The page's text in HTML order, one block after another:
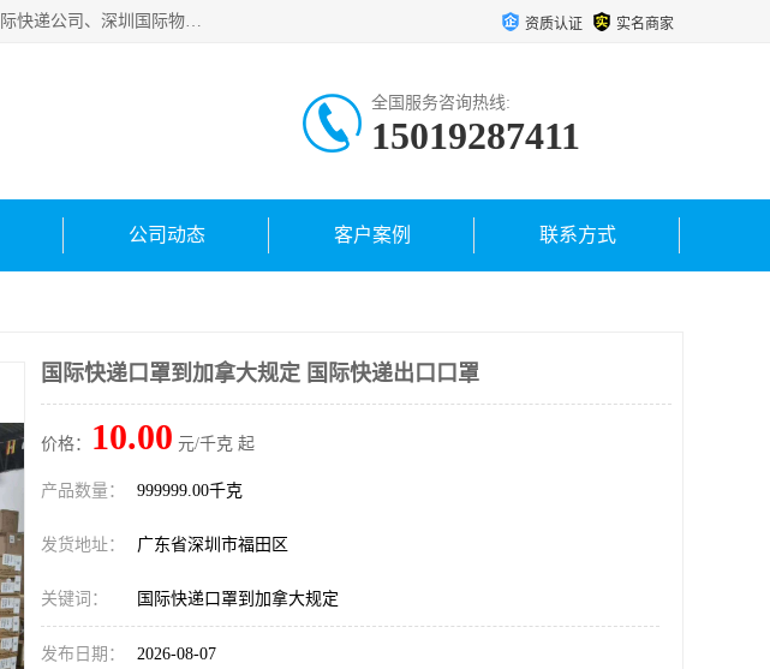
深圳市鑫飞速国际物流有限公司是一家从事深圳国际快递，业务涵盖范围：深圳DHL国际快递、深圳国际快递公司、深圳国际物流公司、深圳国际快递、深圳DHL国际快递电话可拨打全国服务热线：15019287411。欢迎各位亲来人来电到我司洽谈合作。 资质认证 实名商家
全国服务咨询热线:
15019287411
公司动态 客户案例 联系方式
国际快递口罩到加拿大规定 国际快递出口口罩
价格： 10.00 元/千克 起
产品数量： 999999.00千克
发货地址： 广东省深圳市福田区
关键词： 国际快递口罩到加拿大规定
发布日期： 2026-08-07